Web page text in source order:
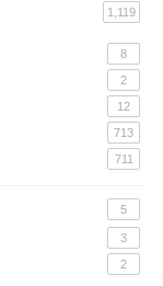
1,119
8
2
12
713
711
5
3
2